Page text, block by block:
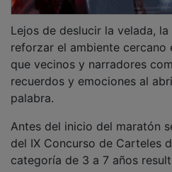
PUBLICIDAD